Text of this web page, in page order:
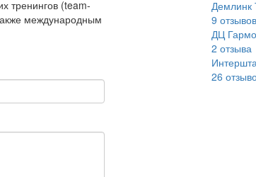
тренингов (team-
международным
Демлинк
9 отзывов
ДЦ
2 отзыва
26